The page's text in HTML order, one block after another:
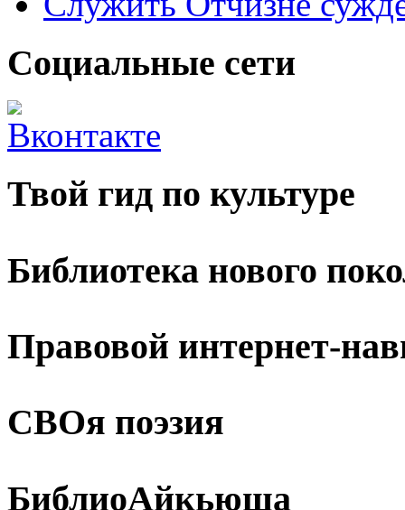
Социальные сети
Твой гид по культуре
Библиотека нового
Правовой интернет-
СВОя поэзия
БиблиоАйкьюша